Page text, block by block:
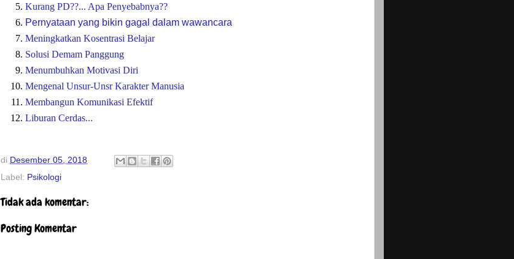
Kurang PD??... Apa Penyebabnya??
Pernyataan yang bikin gagal dalam wawancara
Meningkatkan Kosentrasi Belajar
Solusi Demam Panggung
Menumbuhkan Motivasi Diri
Mengenal Unsur-Unsr Karakter Manusia
Membangun Komunikasi Efektif
Liburan Cerdas...
di Desember 05, 2018
Label: Psikologi
Tidak ada komentar:
Posting Komentar